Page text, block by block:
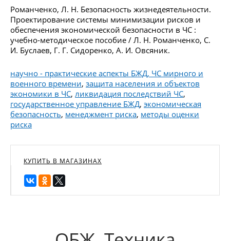
Романченко, Л. Н. Безопасность жизнедеятельности.
Проектирование системы минимизации рисков и
обеспечения экономической безопасности в ЧС :
учебно-методическое пособие / Л. Н. Романченко, С.
И. Буслаев, Г. Г. Сидоренко, А. И. Овсяник.
научно - практические аспекты БЖД, ЧС мирного и
военного времени, защита населения и объектов
экономики в ЧС, ликвидация последствий ЧС,
государственное управление БЖД, экономическая
безопасность, менеджмент риска, методы оценки
риска
КУПИТЬ В МАГАЗИНАХ